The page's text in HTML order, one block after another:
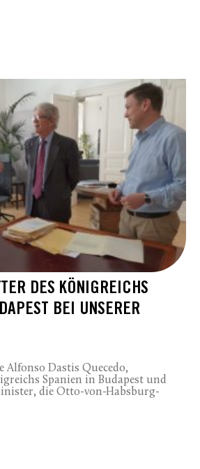
DES KÖNIGREICHS
BEI UNSERER
Alfonso Dastis Quecedo,
Spanien in Budapest und
die Otto-von-Habsburg-